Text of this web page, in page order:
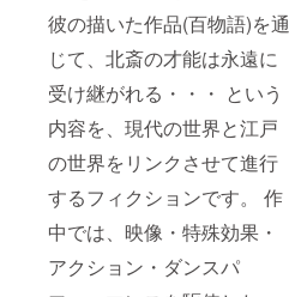
彼の描いた作品(百物語)を通
じて、北斎の才能は永遠に
受け継がれる・・・ という
内容を、現代の世界と江戸
の世界をリンクさせて進行
するフィクションです。 作
中では、映像・特殊効果・
アクション・ダンスパ